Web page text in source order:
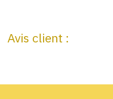
Avis client :